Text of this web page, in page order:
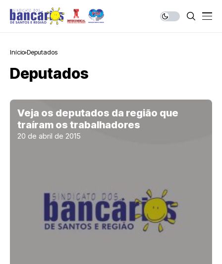
Início Deputados
Deputados
Veja os deputados da região que
traíram os trabalhadores
20 de abril de 2015